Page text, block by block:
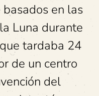
en las
Luna durante
tardaba 24
de un centro
del